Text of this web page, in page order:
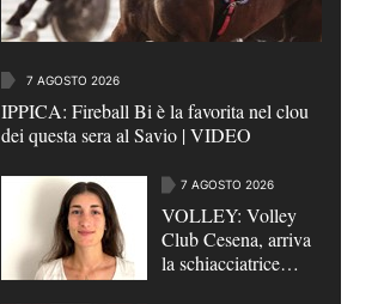
7 AGOSTO 2026
IPPICA: Fireball Bi è la favorita nel clou
dei questa sera al Savio | VIDEO
7 AGOSTO 2026
VOLLEY: Volley
Club Cesena, arriva
la schiacciatrice